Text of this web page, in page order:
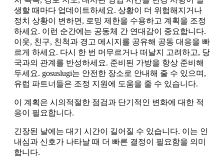
생할 때마다 업데이트하세요. 상황이 더 위험해지거나
정치 상황이 변하면, 로밍 제한을 수용하고 계획을 조정
하세요. 이런 순간에는 공동체 간 연대감이 중요합니다.
이웃, 친구, 친척과 경고 메시지를 공유해 공동 대응을 빠
르게 하세요. 다시 한 번 머무르거나 떠날지 고려하고, 당
국과의 관계를 반성하세요. 준비된 가방을 항상 준비해
두세요. gosuslugi는 안전한 장소로 안내해 줄 수 있으며,
유럽 파트너들은 조정 지원에 도움을 줄 수 있습니다.
이 계획은 시의적절한 점검과 단기적인 변화에 대한 적
응이 필요합니다.
긴장된 날에는 대기 시간이 길어질 수 있습니다. 이는 인
내심과 신호가 나타날 때 더 빠른 결정이 필요함을 의미
합니다.